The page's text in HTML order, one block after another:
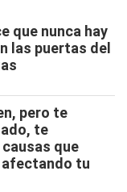
que nunca hay
las puertas del
pero te
te
que
tu